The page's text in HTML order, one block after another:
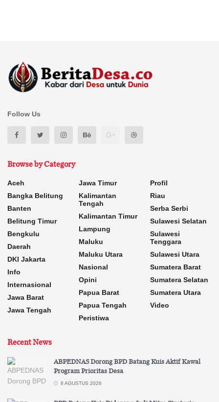
Follow Us
Browse by Category
Aceh
Bangka Belitung
Banten
Belitung Timur
Bengkulu
Daerah
DKI Jakarta
Info
Internasional
Jawa Barat
Jawa Tengah
Jawa Timur
Kalimantan
Tengah
Kalimantan Timur
Lampung
Maluku
Maluku Utara
Nasional
Opini
Papua Barat
Papua Tengah
Peristiwa
Profil
Riau
Serba Serbi
Sulawesi Selatan
Sulawesi
Tenggara
Sulawesi Utara
Sumatera Barat
Sumatera Selatan
Sumatera Utara
Video
Recent News
ABPEDNAS Dorong BPD Batang Kuis Aktif Kawal
Program Prioritas Desa
8 AGUSTUS 2026